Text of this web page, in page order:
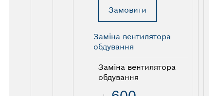
Замовити
Заміна вентилятора
обдування
Заміна вентилятора
обдування